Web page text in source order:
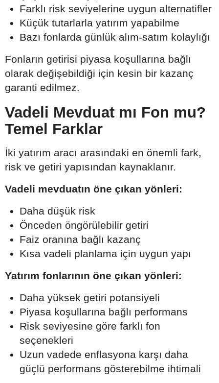
Farklı risk seviyelerine uygun alternatifler
Küçük tutarlarla yatırım yapabilme
Bazı fonlarda günlük alım-satım kolaylığı
Fonların getirisi piyasa koşullarına bağlı
olarak değişebildiği için kesin bir kazanç
garanti edilmez.
Vadeli Mevduat mı Fon mu?
Temel Farklar
İki yatırım aracı arasındaki en önemli fark,
risk ve getiri yapısından kaynaklanır.
Vadeli mevduatın öne çıkan yönleri:
Daha düşük risk
Önceden öngörülebilir getiri
Faiz oranına bağlı kazanç
Kısa vadeli planlama için uygun yapı
Yatırım fonlarının öne çıkan yönleri:
Daha yüksek getiri potansiyeli
Piyasa koşullarına bağlı performans
Risk seviyesine göre farklı fon
seçenekleri
Uzun vadede enflasyona karşı daha
güçlü performans gösterebilme ihtimali